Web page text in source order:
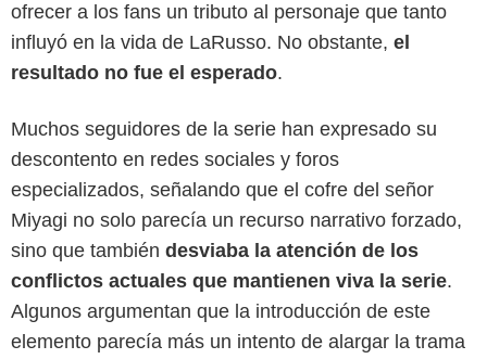
ofrecer a los fans un tributo al personaje que tanto
influyó en la vida de LaRusso. No obstante, el
resultado no fue el esperado.
Muchos seguidores de la serie han expresado su
descontento en redes sociales y foros
especializados, señalando que el cofre del señor
Miyagi no solo parecía un recurso narrativo forzado,
sino que también desviaba la atención de los
conflictos actuales que mantienen viva la serie.
Algunos argumentan que la introducción de este
elemento parecía más un intento de alargar la trama
Netflix